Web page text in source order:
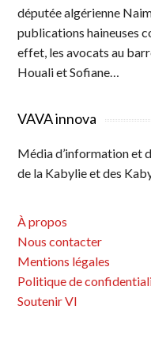
députée algérienne
publications haineuses
effet, les avocats au
Houali et Sofiane…
VAVA innova
Média d’information et
de la Kabylie et des
À propos
Nous contacter
Mentions légales
Politique de
Soutenir VI